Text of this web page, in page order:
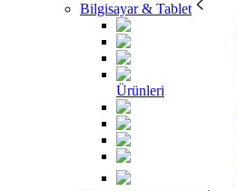
Bilgisayar & Tablet
Ürünleri